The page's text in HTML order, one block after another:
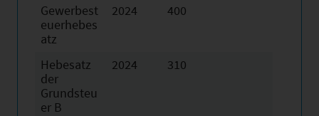
Gewerbest
euerhebes
atz
2024 400
Hebesatz
der
Grundsteu
er B
2024 310